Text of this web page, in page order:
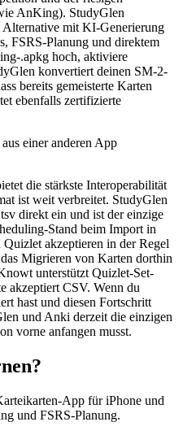
AnKing). StudyGlen
mit KI-Generierung
FSRS-Planung und direktem
.apkg hoch, aktiviere
konvertiert deinen SM-2-
bereits gemeisterte Karten
ebenfalls zertifizierte
einer anderen App
die stärkste Interoperabilität
ist weit verbreitet. StudyGlen
direkt ein und ist der einzige
Stand beim Import in
akzeptieren in der Regel
Migrieren von Karten dorthin
unterstützt Quizlet-Set-
akzeptiert CSV. Wenn du
hast und diesen Fortschritt
und Anki derzeit die einzigen
vorne anfangen musst.
App für iPhone und
und FSRS-Planung.